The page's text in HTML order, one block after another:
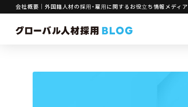
会社概要｜外国籍人材の採用・雇用に関するお役立ち情報メディア